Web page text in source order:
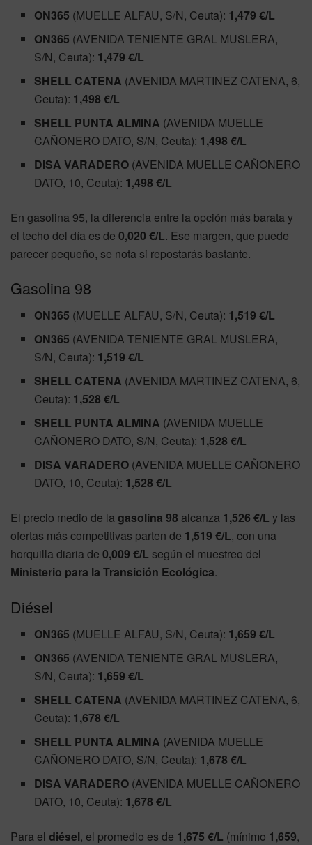
ON365 (MUELLE ALFAU, S/N, Ceuta): 1,479 €/L
ON365 (AVENIDA TENIENTE GRAL MUSLERA,
S/N, Ceuta): 1,479 €/L
SHELL CATENA (AVENIDA MARTINEZ CATENA, 6,
Ceuta): 1,498 €/L
SHELL PUNTA ALMINA (AVENIDA MUELLE
CAÑONERO DATO, S/N, Ceuta): 1,498 €/L
DISA VARADERO (AVENIDA MUELLE CAÑONERO
DATO, 10, Ceuta): 1,498 €/L
En gasolina 95, la diferencia entre la opción más barata y
el techo del día es de 0,020 €/L. Ese margen, que puede
parecer pequeño, se nota si repostarás bastante.
Gasolina 98
ON365 (MUELLE ALFAU, S/N, Ceuta): 1,519 €/L
ON365 (AVENIDA TENIENTE GRAL MUSLERA,
S/N, Ceuta): 1,519 €/L
SHELL CATENA (AVENIDA MARTINEZ CATENA, 6,
Ceuta): 1,528 €/L
SHELL PUNTA ALMINA (AVENIDA MUELLE
CAÑONERO DATO, S/N, Ceuta): 1,528 €/L
DISA VARADERO (AVENIDA MUELLE CAÑONERO
DATO, 10, Ceuta): 1,528 €/L
El precio medio de lagasolina 98 alcanza 1,526 €/L y las
ofertas más competitivas parten de 1,519 €/L, con una
horquilla diaria de 0,009 €/L según el muestreo del
Ministerio para la Transición Ecológica.
Diésel
ON365 (MUELLE ALFAU, S/N, Ceuta): 1,659 €/L
ON365 (AVENIDA TENIENTE GRAL MUSLERA,
S/N, Ceuta): 1,659 €/L
SHELL CATENA (AVENIDA MARTINEZ CATENA, 6,
Ceuta): 1,678 €/L
SHELL PUNTA ALMINA (AVENIDA MUELLE
CAÑONERO DATO, S/N, Ceuta): 1,678 €/L
DISA VARADERO (AVENIDA MUELLE CAÑONERO
DATO, 10, Ceuta): 1,678 €/L
Para el diésel, el promedio es de 1,675 €/L (mínimo 1,659,